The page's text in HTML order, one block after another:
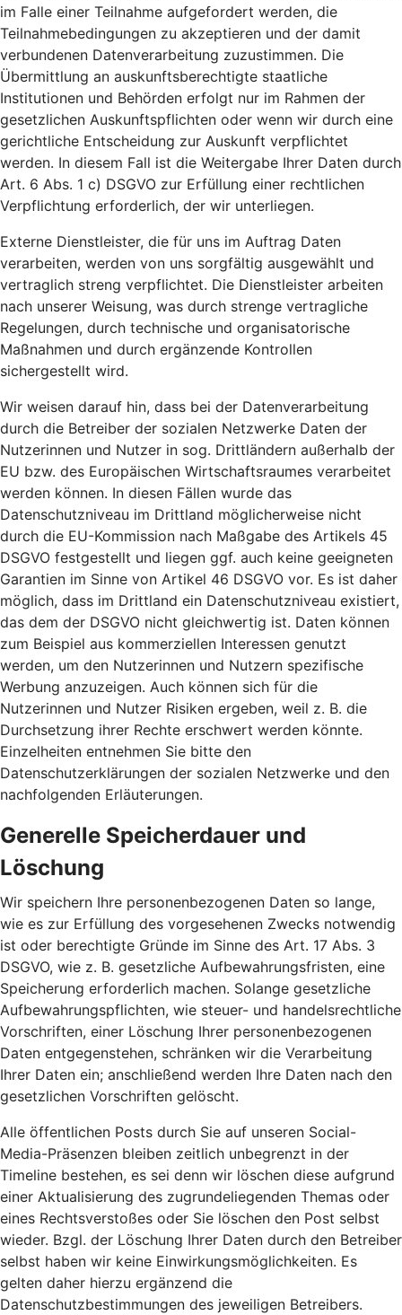
im Falle einer Teilnahme aufgefordert werden, die
Teilnahmebedingungen zu akzeptieren und der damit
verbundenen Datenverarbeitung zuzustimmen. Die
Übermittlung an auskunftsberechtigte staatliche
Institutionen und Behörden erfolgt nur im Rahmen der
gesetzlichen Auskunftspflichten oder wenn wir durch eine
gerichtliche Entscheidung zur Auskunft verpflichtet
werden. In diesem Fall ist die Weitergabe Ihrer Daten durch
Art. 6 Abs. 1 c) DSGVO zur Erfüllung einer rechtlichen
Verpflichtung erforderlich, der wir unterliegen.
Externe Dienstleister, die für uns im Auftrag Daten
verarbeiten, werden von uns sorgfältig ausgewählt und
vertraglich streng verpflichtet. Die Dienstleister arbeiten
nach unserer Weisung, was durch strenge vertragliche
Regelungen, durch technische und organisatorische
Maßnahmen und durch ergänzende Kontrollen
sichergestellt wird.
Wir weisen darauf hin, dass bei der Datenverarbeitung
durch die Betreiber der sozialen Netzwerke Daten der
Nutzerinnen und Nutzer in sog. Drittländern außerhalb der
EU bzw. des Europäischen Wirtschaftsraumes verarbeitet
werden können. In diesen Fällen wurde das
Datenschutzniveau im Drittland möglicherweise nicht
durch die EU-Kommission nach Maßgabe des Artikels 45
DSGVO festgestellt und liegen ggf. auch keine geeigneten
Garantien im Sinne von Artikel 46 DSGVO vor. Es ist daher
möglich, dass im Drittland ein Datenschutzniveau existiert,
das dem der DSGVO nicht gleichwertig ist. Daten können
zum Beispiel aus kommerziellen Interessen genutzt
werden, um den Nutzerinnen und Nutzern spezifische
Werbung anzuzeigen. Auch können sich für die
Nutzerinnen und Nutzer Risiken ergeben, weil z. B. die
Durchsetzung ihrer Rechte erschwert werden könnte.
Einzelheiten entnehmen Sie bitte den
Datenschutzerklärungen der sozialen Netzwerke und den
nachfolgenden Erläuterungen.
Generelle Speicherdauer und
Löschung
Wir speichern Ihre personenbezogenen Daten so lange,
wie es zur Erfüllung des vorgesehenen Zwecks notwendig
ist oder berechtigte Gründe im Sinne des Art. 17 Abs. 3
DSGVO, wie z. B. gesetzliche Aufbewahrungsfristen, eine
Speicherung erforderlich machen. Solange gesetzliche
Aufbewahrungspflichten, wie steuer- und handelsrechtliche
Vorschriften, einer Löschung Ihrer personenbezogenen
Daten entgegenstehen, schränken wir die Verarbeitung
Ihrer Daten ein; anschließend werden Ihre Daten nach den
gesetzlichen Vorschriften gelöscht.
Alle öffentlichen Posts durch Sie auf unseren Social-
Media-Präsenzen bleiben zeitlich unbegrenzt in der
Timeline bestehen, es sei denn wir löschen diese aufgrund
einer Aktualisierung des zugrundeliegenden Themas oder
eines Rechtsverstoßes oder Sie löschen den Post selbst
wieder. Bzgl. der Löschung Ihrer Daten durch den Betreiber
selbst haben wir keine Einwirkungsmöglichkeiten. Es
gelten daher hierzu ergänzend die
Datenschutzbestimmungen des jeweiligen Betreibers.